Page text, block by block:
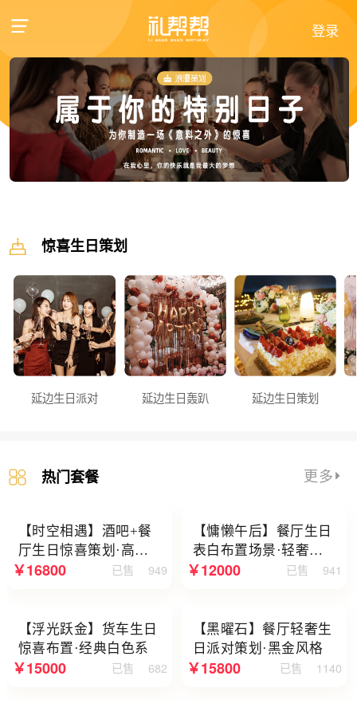
登录
惊喜生日策划
延边生日派对 延边生日轰趴 延边生日策划
热门套餐 更多
【时空相遇】酒吧+餐
厅生日惊喜策划·高级
感蓝色系
￥16800 949
已售
【慵懒午后】餐厅生日
表白布置场景·轻奢白
色系
￥12000 941
已售
【浮光跃金】货车生日
惊喜布置·经典白色系
￥15000 682
已售
【黑曜石】餐厅轻奢生
日派对策划·黑金风格
￥15800 1140
已售